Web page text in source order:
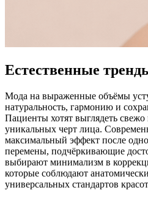
Естественные
Мода на выраженные объёмы
натуральность, гармонию и
Пациенты хотят выглядеть свежо
уникальных черт лица.
максимальный эффект после
перемены, подчёркивающие
выбирают минимализм в
которые соблюдают
универсальных стандартов